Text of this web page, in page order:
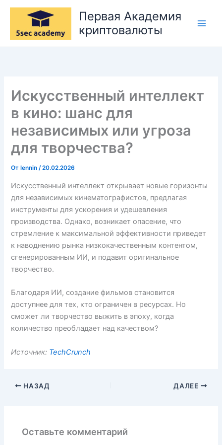
Перейти
содержимому
Первая Академия
криптовалюты
Искусственный интеллект
в кино: шанс для
независимых или угроза
для творчества?
От lennin/20.02.2026
Искусственный интеллект открывает новые горизонты
для независимых кинематографистов, предлагая
инструменты для ускорения и удешевления
производства. Однако, возникает опасение, что
стремление к максимальной эффективности приведет
к наводнению рынка низкокачественным контентом,
сгенерированным ИИ, и подавит оригинальное
творчество.
Благодаря ИИ, создание фильмов становится
доступнее для тех, кто ограничен в ресурсах. Но
сможет ли творчество выжить в эпоху, когда
количество преобладает над качеством?
Источник: TechCrunch
НАЗАД ДАЛЕЕ
Оставьте комментарий